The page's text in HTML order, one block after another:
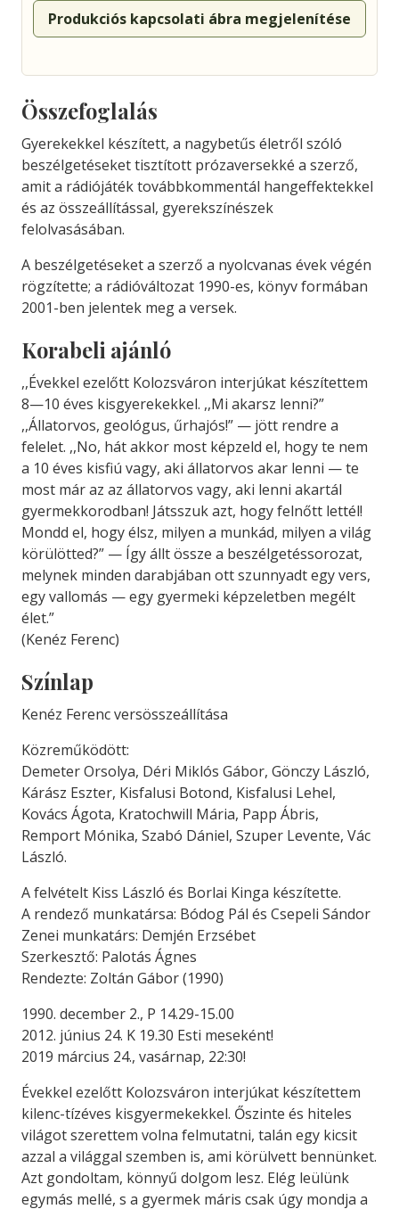
Produkciós kapcsolati ábra megjelenítése
Összefoglalás
Gyerekekkel készített, a nagybetűs életről szóló
beszélgetéseket tisztított prózaversekké a szerző,
amit a rádiójáték továbbkommentál hangeffektekkel
és az összeállítással, gyerekszínészek
felolvasásában.
A beszélgetéseket a szerző a nyolcvanas évek végén
rögzítette; a rádióváltozat 1990-es, könyv formában
2001-ben jelentek meg a versek.
Korabeli ajánló
,,Évekkel ezelőtt Kolozsváron interjúkat készítettem
8—10 éves kisgyerekekkel. ,,Mi akarsz lenni?”
,,Állatorvos, geológus, űrhajós!” — jött rendre a
felelet. ,,No, hát akkor most képzeld el, hogy te nem
a 10 éves kisfiú vagy, aki állatorvos akar lenni — te
most már az az állatorvos vagy, aki lenni akartál
gyermekkorodban! Játsszuk azt, hogy felnőtt lettél!
Mondd el, hogy élsz, milyen a munkád, milyen a világ
körülötted?” — Így állt össze a beszélgetéssorozat,
melynek minden darabjában ott szunnyadt egy vers,
egy vallomás — egy gyermeki képzeletben megélt
élet.”
(Kenéz Ferenc)
Színlap
Kenéz Ferenc versösszeállítása
Közreműködött:
Demeter Orsolya, Déri Miklós Gábor, Gönczy László,
Kárász Eszter, Kisfalusi Botond, Kisfalusi Lehel,
Kovács Ágota, Kratochwill Mária, Papp Ábris,
Remport Mónika, Szabó Dániel, Szuper Levente, Vác
László.
A felvételt Kiss László és Borlai Kinga készítette.
A rendező munkatársa: Bódog Pál és Csepeli Sándor
Zenei munkatárs: Demjén Erzsébet
Szerkesztő: Palotás Ágnes
Rendezte: Zoltán Gábor (1990)
1990. december 2., P 14.29-15.00
2012. június 24. K 19.30 Esti meseként!
2019 március 24., vasárnap, 22:30!
Évekkel ezelőtt Kolozsváron interjúkat készítettem
kilenc-tízéves kisgyermekekkel. Őszinte és hiteles
világot szerettem volna felmutatni, talán egy kicsit
azzal a világgal szemben is, ami körülvett bennünket.
Azt gondoltam, könnyű dolgom lesz. Elég leülünk
egymás mellé, s a gyermek máris csak úgy mondja a